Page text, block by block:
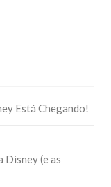
Está Chegando!
Disney (e as